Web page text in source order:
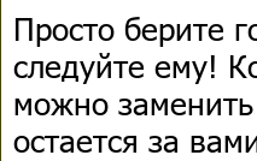
Просто берите
следуйте ему!
можно
остается за